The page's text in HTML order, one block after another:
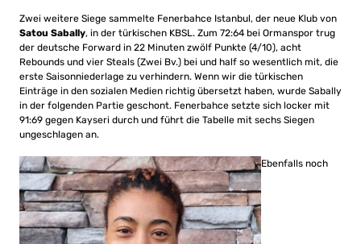
Zwei weitere Siege sammelte Fenerbahce Istanbul, der neue Klub von
Satou Sabally, in der türkischen KBSL. Zum 72:64 bei Ormanspor trug
der deutsche Forward in 22 Minuten zwölf Punkte (4/10), acht
Rebounds und vier Steals (Zwei Bv.) bei und half so wesentlich mit, die
erste Saisonniederlage zu verhindern. Wenn wir die türkischen
Einträge in den sozialen Medien richtig übersetzt haben, wurde Sabally
in der folgenden Partie geschont. Fenerbahce setzte sich locker mit
91:69 gegen Kayseri durch und führt die Tabelle mit sechs Siegen
ungeschlagen an.
Ebenfalls noch